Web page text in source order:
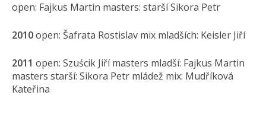
open: Fajkus Martin masters: starší Sikora Petr
2010open: Šafrata Rostislav mix mladších: Keisler Jiří
2011 open: Szuścik Jiří masters mladší: Fajkus Martin
masters starší: Sikora Petr mládež mix: Mudříková
Kateřina